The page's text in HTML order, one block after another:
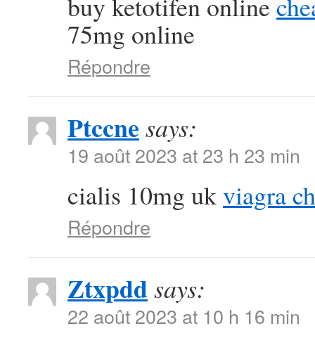
75mg online
Répondre
Ptccne says:
19 août 2023 at 23 h 23 min
cialis 10mg ukviagra
Répondre
Ztxpddsays:
22 août 2023 at 10 h 16 min